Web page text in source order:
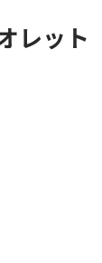
レット